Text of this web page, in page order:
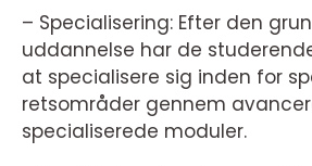
– Specialisering: Efter den
uddannelse har de
at specialisere sig inden for
retsområder gennem
specialiserede moduler.